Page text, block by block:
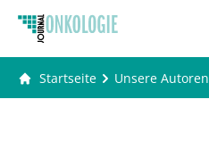
Startseite Unsere Autoren